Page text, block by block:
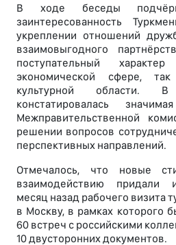
В ходе беседы
заинтересованность
укреплении отношений
взаимовыгодного
поступательный
экономической сфере,
культурной области.
констатировалась
Межправительственной
решении вопросов
перспективных направлений.
Отмечалось, что новые
взаимодействию придали
месяц назад рабочего визита
в Москву, в рамках которого
60 встреч с российскими
10 двусторонних документов.